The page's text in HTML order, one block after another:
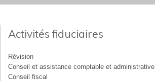
Activités fiduciaires
Révision
Conseil et assistance comptable et administrative
Conseil fiscal